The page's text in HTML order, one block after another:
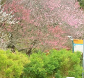
、IG、微博及臺中觀
#travel #scenery
#여
#大玩台中 # 台中景點